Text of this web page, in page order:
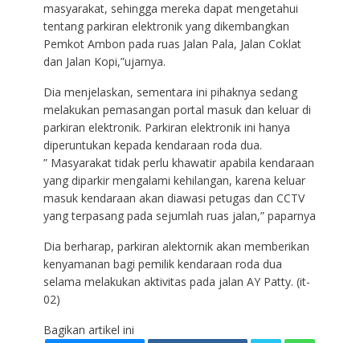
masyarakat, sehingga mereka dapat mengetahui
tentang parkiran elektronik yang dikembangkan
Pemkot Ambon pada ruas Jalan Pala, Jalan Coklat
dan Jalan Kopi,”ujarnya.
Dia menjelaskan, sementara ini pihaknya sedang
melakukan pemasangan portal masuk dan keluar di
parkiran elektronik. Parkiran elektronik ini hanya
diperuntukan kepada kendaraan roda dua.
” Masyarakat tidak perlu khawatir apabila kendaraan
yang diparkir mengalami kehilangan, karena keluar
masuk kendaraan akan diawasi petugas dan CCTV
yang terpasang pada sejumlah ruas jalan,” paparnya
Dia berharap, parkiran alektornik akan memberikan
kenyamanan bagi pemilik kendaraan roda dua
selama melakukan aktivitas pada jalan AY Patty. (it-
02)
Bagikan artikel ini